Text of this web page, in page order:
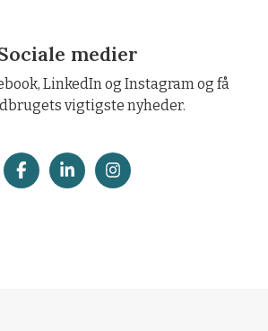
medier
LinkedIn og Instagram og få
vigtigste nyheder.